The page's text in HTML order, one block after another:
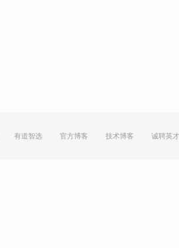
有道智选 官方博客 技术博客 诚聘英才